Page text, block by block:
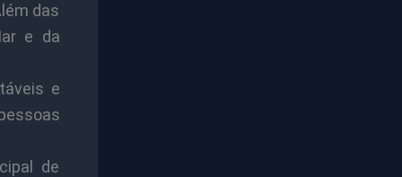
das
e da
e
de